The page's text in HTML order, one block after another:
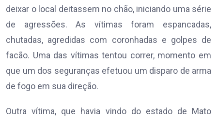
deixar o local deitassem no chão, iniciando uma série
de agressões. As vítimas foram espancadas,
chutadas, agredidas com coronhadas e golpes de
facão. Uma das vítimas tentou correr, momento em
que um dos seguranças efetuou um disparo de arma
de fogo em sua direção.
Outra vítima, que havia vindo do estado de Mato